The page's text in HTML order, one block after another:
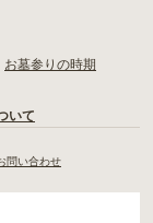
お墓参りの時期
いて
問い合わせ